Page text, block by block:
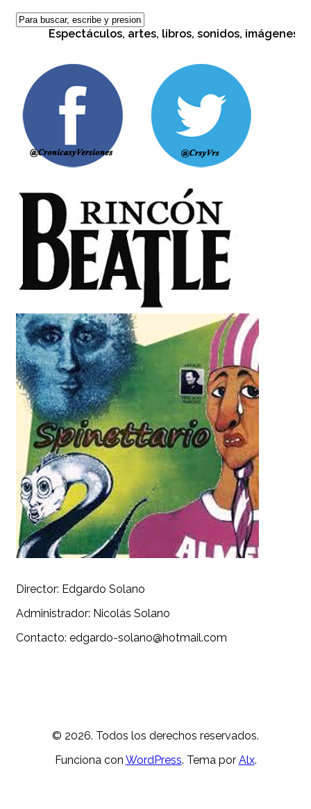
Espectáculos, artes, libros, sonidos, imágenes,
Director: Edgardo Solano
Administrador: Nicolás Solano
Contacto: edgardo-solano@hotmail.com
© 2026. Todos los derechos reservados.
Funciona con WordPress. Tema por Alx.